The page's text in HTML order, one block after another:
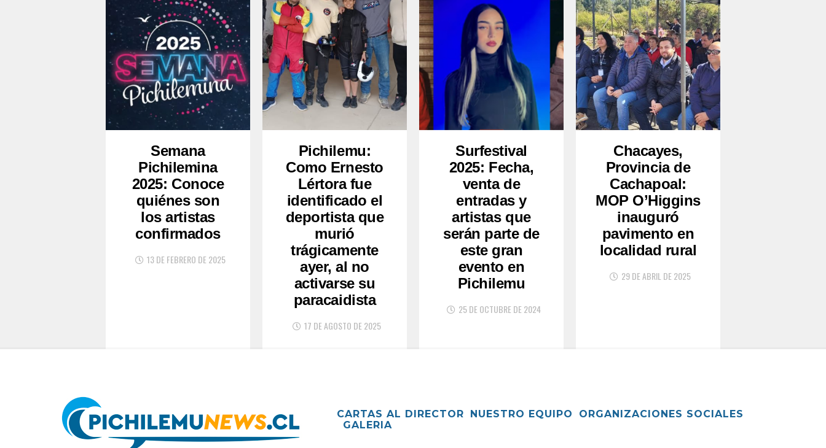
Semana
Pichilemina
2025: Conoce
quiénes son
los artistas
confirmados
13 DE FEBRERO DE 2025
Pichilemu:
Como Ernesto
Lértora fue
identificado el
deportista que
murió
trágicamente
ayer, al no
activarse su
paracaidista
17 DE AGOSTO DE 2025
Surfestival
2025: Fecha,
venta de
entradas y
artistas que
serán parte de
este gran
evento en
Pichilemu
25 DE OCTUBRE DE 2024
Chacayes,
Provincia de
Cachapoal:
MOP O’Higgins
inauguró
pavimento en
localidad rural
29 DE ABRIL DE 2025
CARTAS AL DIRECTOR NUESTRO EQUIPO
ORGANIZACIONES SOCIALES
GALERIA